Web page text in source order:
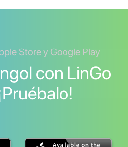
Store y Google Play
con LinGo